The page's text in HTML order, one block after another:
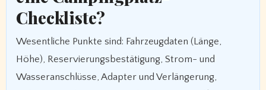
Checkliste?
Wesentliche Punkte sind: Fahrzeugdaten (Länge,
Höhe), Reservierungsbestätigung, Strom- und
Wasseranschlüsse, Adapter und Verlängerung,